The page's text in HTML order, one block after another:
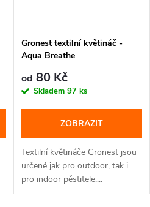
Gronest textilní květináč -
Aqua Breathe
od 80 Kč
Skladem 97 ks
ZOBRAZIT
Textilní květináče Gronest jsou
určené jak pro outdoor, tak i
pro indoor pěstitele....